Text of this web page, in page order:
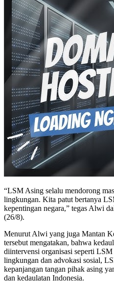
“LSM Asing selalu mendorong
lingkungan. Kita patut bertanya
kepentingan negara,” tegas Alwi
(26/8).
Menurut Alwi yang juga Mantan
tersebut mengatakan, bahwa
diintervensi organisasi seperti
lingkungan dan advokasi sosial,
kepanjangan tangan pihak asing
dan kedaulatan Indonesia.